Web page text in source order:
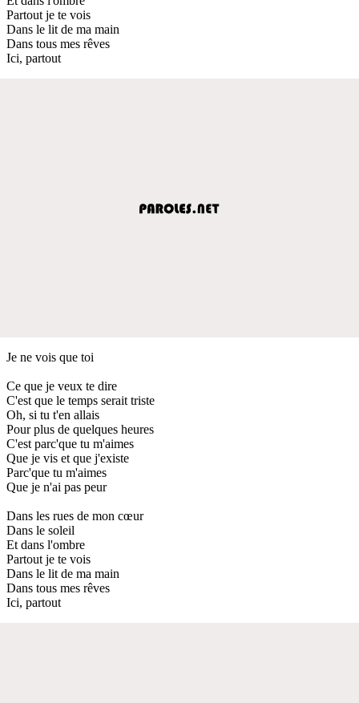
Partout je te vois
Dans le lit de ma main
Dans tous mes rêves
Ici, partout
Je ne vois que toi
Ce que je veux te dire
C'est que le temps serait triste
Oh, si tu t'en allais
Pour plus de quelques heures
C'est parc'que tu m'aimes
Que je vis et que j'existe
Parc'que tu m'aimes
Que je n'ai pas peur
Dans les rues de mon cœur
Dans le soleil
Et dans l'ombre
Partout je te vois
Dans le lit de ma main
Dans tous mes rêves
Ici, partout